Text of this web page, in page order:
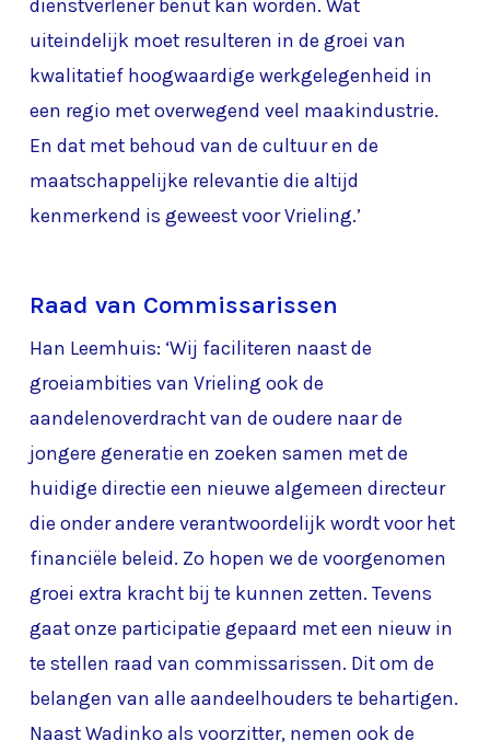
dienstverlener benut kan worden. Wat
uiteindelijk moet resulteren in de groei van
kwalitatief hoogwaardige werkgelegenheid in
een regio met overwegend veel maakindustrie.
En dat met behoud van de cultuur en de
maatschappelijke relevantie die altijd
kenmerkend is geweest voor Vrieling.’
Raad van Commissarissen
Han Leemhuis: ‘Wij faciliteren naast de
groeiambities van Vrieling ook de
aandelenoverdracht van de oudere naar de
jongere generatie en zoeken samen met de
huidige directie een nieuwe algemeen directeur
die onder andere verantwoordelijk wordt voor het
financiële beleid. Zo hopen we de voorgenomen
groei extra kracht bij te kunnen zetten. Tevens
gaat onze participatie gepaard met een nieuw in
te stellen raad van commissarissen. Dit om de
belangen van alle aandeelhouders te behartigen.
Naast Wadinko als voorzitter, nemen ook de